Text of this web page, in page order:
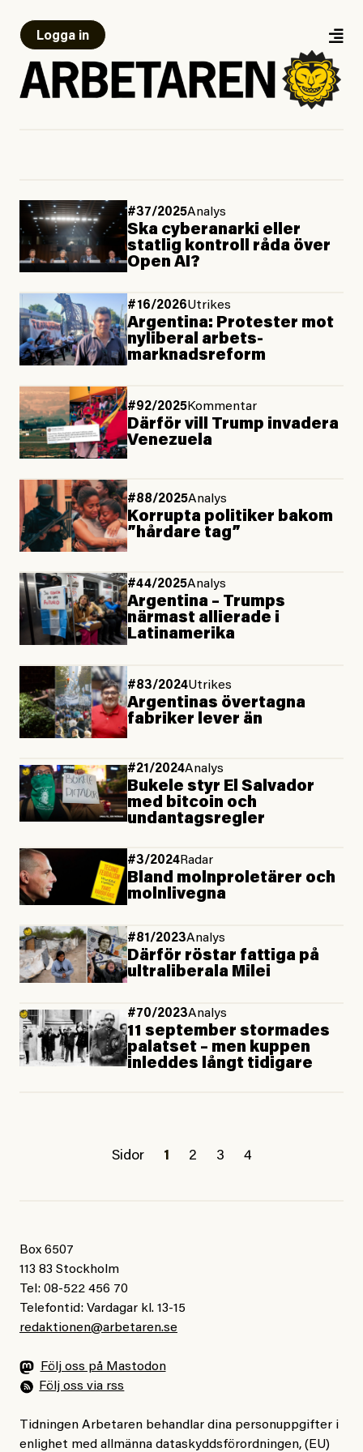
Logga in
#37/2025Analys
Ska cyberanarki eller
statlig kontroll råda över
Open AI?
#16/2026Utrikes
Argentina: Protester mot
ny­liberal arbets­
marknads­reform
#92/2025Kommentar
Därför vill Trump invadera
Venezuela
#88/2025Analys
Korrupta politiker bakom
”hårdare tag”
#44/2025Analys
Argentina – Trumps
närmast allierade i
Latinamerika
#83/2024Utrikes
Argentinas övertagna
fabriker lever än
#21/2024Analys
Bukele styr El Salvador
med bitcoin och
undantagsregler
#3/2024Radar
Bland molnproletärer och
molnlivegna
#81/2023Analys
Därför röstar fattiga på
ultraliberala Milei
#70/2023Analys
11 september stormades
palatset – men kuppen
inleddes långt tidigare
Sidor 1 2 3 4
Box 6507
113 83 Stockholm
Tel: 08-522 456 70
Telefontid: Vardagar kl. 13-15
redaktionen@arbetaren.se
Följ oss på Mastodon
Följ oss via rss
Tidningen Arbetaren behandlar dina personuppgifter i
enlighet med allmänna dataskyddsförordningen, (EU)